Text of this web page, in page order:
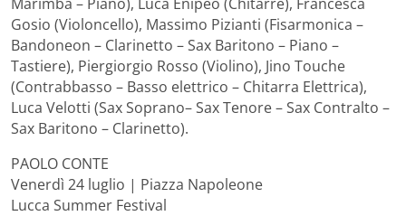
Gosio (Violoncello), Massimo Pizianti (Fisarmonica –
Bandoneon – Clarinetto – Sax Baritono – Piano –
Tastiere), Piergiorgio Rosso (Violino), Jino Touche
(Contrabbasso – Basso elettrico – Chitarra Elettrica),
Luca Velotti (Sax Soprano– Sax Tenore – Sax Contralto –
Sax Baritono – Clarinetto).
PAOLO CONTE
Venerdì 24 luglio | Piazza Napoleone
Lucca Summer Festival